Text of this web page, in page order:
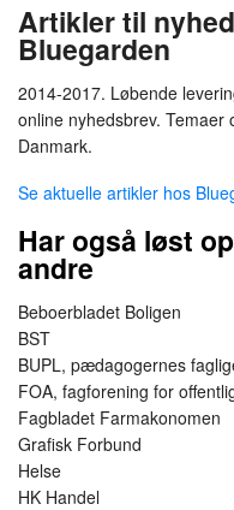
Artikler til
Bluegarden
2014-2017. Løbende
online nyhedsbrev.
Danmark.
Se aktuelle artikler hos
Har også løst
andre
Beboerbladet Boligen
BST
BUPL, pædagogernes
FOA, fagforening for
Fagbladet Farmakonomen
Grafisk Forbund
Helse
HK Handel